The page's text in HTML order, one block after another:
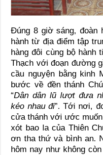
Đúng 8 giờ sáng, đoàn
hành từ địa điểm tập
hàng đôi cùng bộ hành
Thạch với đoạn đường
cầu nguyện bằng kinh
bước về đền thánh
“Dân dân lũ lượt đưa
kéo nhau đi”. Tới nơi,
cửa thánh với ước
xót bao la của Thiên
ơn tha thứ và bình an.
hôm nay như không